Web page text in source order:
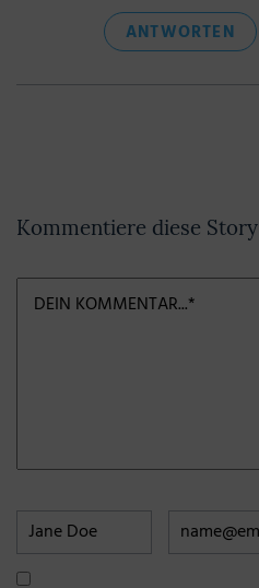
ANTWORTEN
Kommentiere diese Story